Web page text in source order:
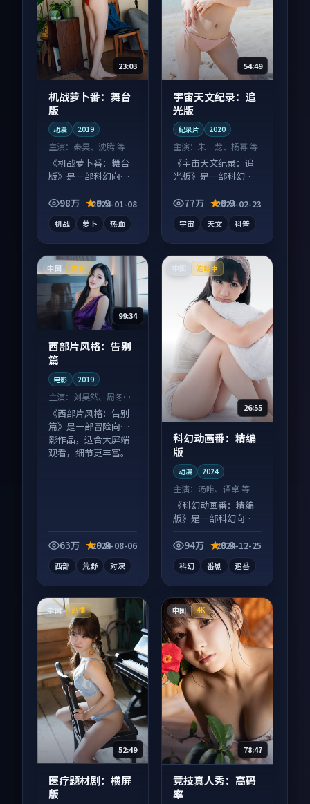
23:03
机战萝卜番：舞台
版
动漫 2019
主演： 秦昊、沈腾 等
《机战萝卜番：舞台
版》是一部科幻向动
高，适合配弹幕观
98万 9.9
2024-01-08
机战 萝卜 热血
54:49
宇宙天文纪录：追
光版
纪录片 2020
主演：朱一龙、杨幂 等
《宇宙天文纪录：追
光版》是一部科幻向
凑信息量大，适合沉
77万 9.9
2024-02-23
宇宙 天文 科普
中国 高分
99:34
西部片风格：告别
篇
电影 2019
主演： 刘昊然、周冬雨
等
《西部片风格：告别
篇》是一部冒险向电
影作品，适合大屏端
观看，细节更丰富。
63万 9.8
2024-08-06
西部 荒野 对决
连载中
26:55
科幻动画番：精编
版
动漫 2024
主演： 汤唯、谭卓 等
《科幻动画番：精编
版》是一部科幻向动
为内核，情感戏份扎
94万 9.8
2024-12-25
科幻 番剧 追番
中国 热播
52:49
医疗题材剧：横屏
版
中国 4K
78:47
竞技真人秀：高码
率